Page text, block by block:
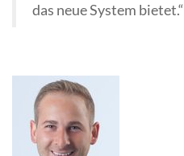
das neue System bietet.“